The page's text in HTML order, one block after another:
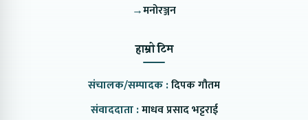
→मनोरञ्जन
हाम्रो टिम
संचालक/सम्पादक :दिपक गौतम
संवाददाता :माधव प्रसाद भट्टराई